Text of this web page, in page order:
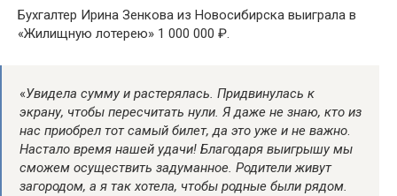
Бухгалтер Ирина Зенкова из Новосибирска выиграла в
«Жилищную лотерею» 1 000 000 ₽.
«Увидела сумму и растерялась. Придвинулась к
экрану, чтобы пересчитать нули. Я даже не знаю, кто из
нас приобрел тот самый билет, да это уже и не важно.
Настало время нашей удачи! Благодаря выигрышу мы
сможем осуществить задуманное. Родители живут
загородом, а я так хотела, чтобы родные были рядом.